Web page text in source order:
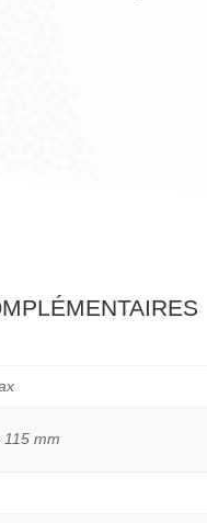
mm